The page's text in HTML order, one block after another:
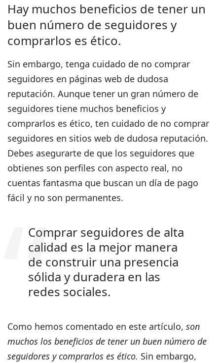
Hay muchos beneficios de tener un
buen número de seguidores y
comprarlos es ético.
Sin embargo,tenga cuidado de no comprar
seguidores en páginas web de dudosa
reputación. Aunque tener un gran número de
seguidores tiene muchos beneficios y
comprarlos es ético, ten cuidado de no comprar
seguidores en sitios web de dudosa reputación.
Debes asegurarte de que los seguidores que
obtienes son perfiles con aspecto real, no
cuentas fantasma que buscan un día de pago
fácil y no son permanentes.
Comprar seguidores de alta
calidad es la mejor manera
de construir una presencia
sólida y duradera en las
redes sociales.
Como hemos comentado en este artículo,son
muchos los beneficios de tener un buen número de
seguidores y comprarlos es ético. Sin embargo,